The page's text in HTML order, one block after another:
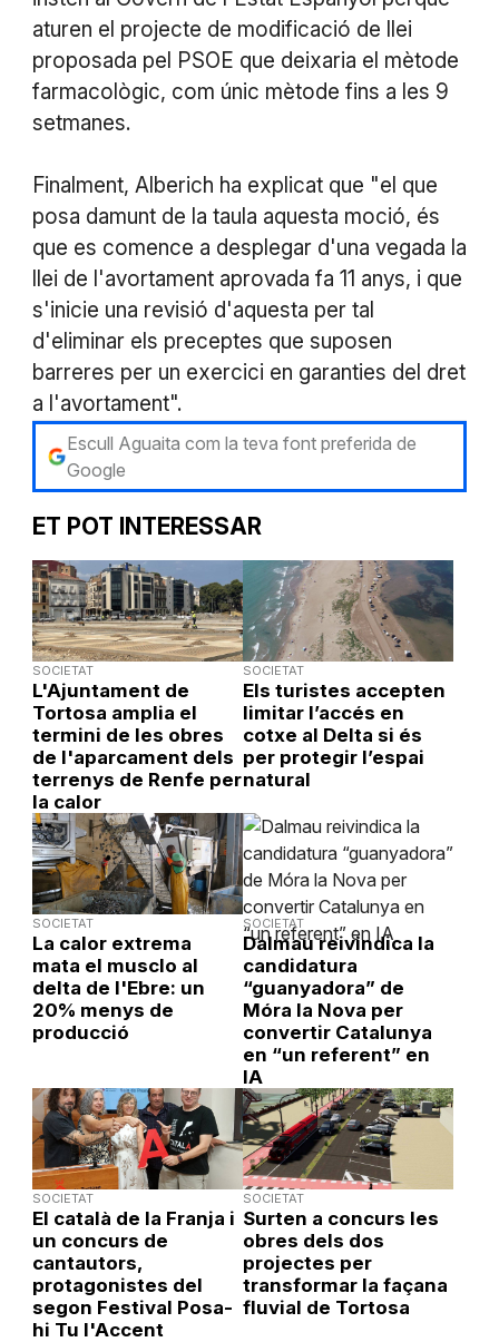
aturen el projecte de modificació de llei
proposada pel PSOE que deixaria el mètode
farmacològic, com únic mètode fins a les 9
setmanes.
Finalment, Alberich ha explicat que "el que
posa damunt de la taula aquesta moció, és
que es comence a desplegar d'una vegada la
llei de l'avortament aprovada fa 11 anys, i que
s'inicie una revisió d'aquesta per tal
d'eliminar els preceptes que suposen
barreres per un exercici en garanties del dret
a l'avortament".
Escull Aguaita com la teva font preferida de
Google
ET POT INTERESSAR
SOCIETAT
L'Ajuntament de
Tortosa amplia el
termini de les obres
de l'aparcament dels
terrenys de Renfe per
la calor
SOCIETAT
Els turistes accepten
limitar l’accés en
cotxe al Delta si és
per protegir l’espai
natural
SOCIETAT
La calor extrema
mata el musclo al
delta de l'Ebre: un
20% menys de
producció
SOCIETAT
Dalmau reivindica la
candidatura
“guanyadora” de
Móra la Nova per
convertir Catalunya
en “un referent” en
IA
SOCIETAT
El català de la Franja i
un concurs de
cantautors,
protagonistes del
segon Festival Posa-
hi Tu l'Accent
SOCIETAT
Surten a concurs les
obres dels dos
projectes per
transformar la façana
fluvial de Tortosa